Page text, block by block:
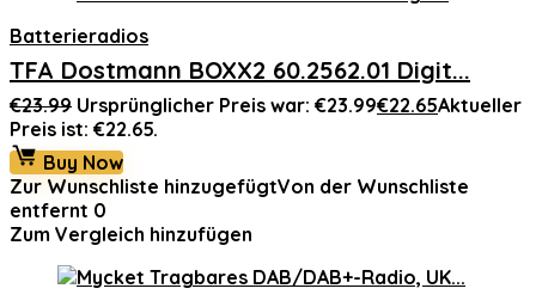
Batterieradios
TFA Dostmann BOXX2 60.2562.01 Digit...
€23.99 Ursprünglicher Preis war: €23.99€22.65Aktueller
Preis ist: €22.65.
Buy Now
Zur Wunschliste hinzugefügtVon der Wunschliste
entfernt 0
Zum Vergleich hinzufügen